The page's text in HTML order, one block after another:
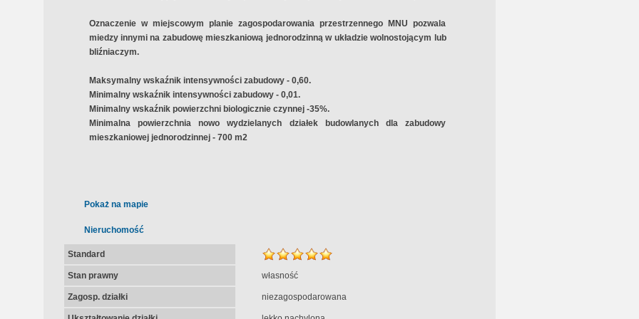
Oznaczenie w miejscowym planie zagospodarowania przestrzennego MNU pozwala
miedzy innymi na zabudowę mieszkaniową jednorodzinną w układzie wolnostojącym lub
bliźniaczym.
Maksymalny wskaźnik intensywności zabudowy - 0,60.
Minimalny wskaźnik intensywności zabudowy - 0,01.
Minimalny wskaźnik powierzchni biologicznie czynnej -35%.
Minimalna powierzchnia nowo wydzielanych działek budowlanych dla zabudowy
mieszkaniowej jednorodzinnej - 700 m2
Pokaż na mapie
Nieruchomość
Standard
Stan prawny własność
Zagosp. działki niezagospodarowana